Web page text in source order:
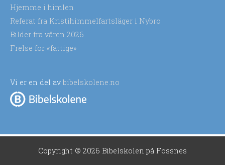
Hjemme i himlen
Referat fra Kristihimmelfartsläger i Nybro
Bilder fra våren 2026
Frelse for «fattige»
Vi er en del av bibelskolene.no
Copyright © 2026 Bibelskolen på Fossnes